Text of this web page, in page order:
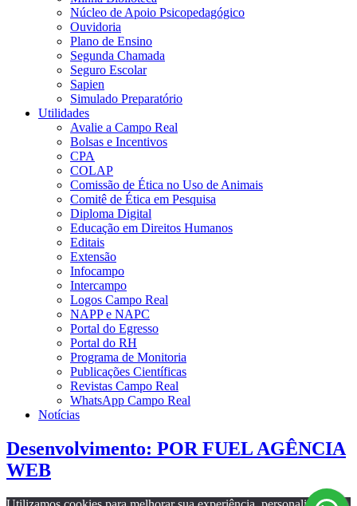
Núcleo de Apoio Psicopedagógico
Ouvidoria
Plano de Ensino
Segunda Chamada
Seguro Escolar
Sapien
Simulado Preparatório
Utilidades
Avalie a Campo Real
Bolsas e Incentivos
CPA
COLAP
Comissão de Ética no Uso de Animais
Comitê de Ética em Pesquisa
Diploma Digital
Educação em Direitos Humanos
Editais
Extensão
Infocampo
Intercampo
Logos Campo Real
NAPP e NAPC
Portal do Egresso
Portal do RH
Programa de Monitoria
Publicações Científicas
Revistas Campo Real
WhatsApp Campo Real
Notícias
Desenvolvimento: POR FUEL AGÊNCIA
WEB